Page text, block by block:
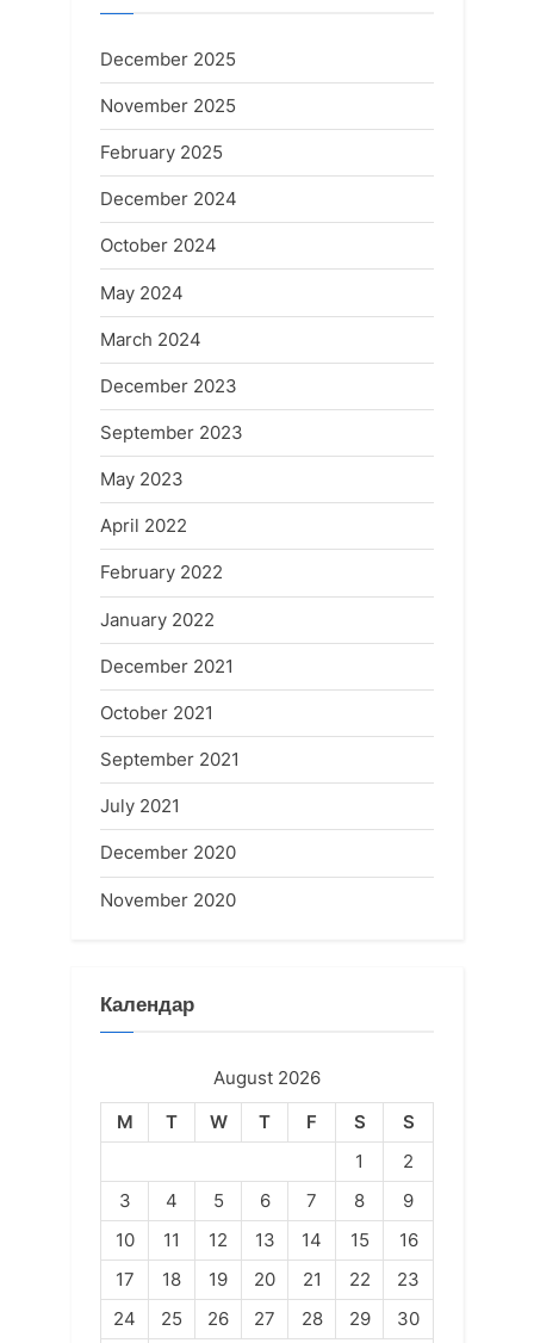
December 2025
November 2025
February 2025
December 2024
October 2024
May 2024
March 2024
December 2023
September 2023
May 2023
April 2022
February 2022
January 2022
December 2021
October 2021
September 2021
July 2021
December 2020
November 2020
Календар
August 2026
M
T W T F S
S
1
2
3
4 5 6 7 8
9
10
11 12 13 14 15
16
17
18 19 20 21 22
23
24
25 26 27 28 29 30